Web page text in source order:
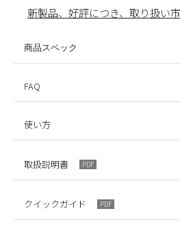
新製品、 好評につき、取り扱い
商品スペック
FAQ
使い方
取扱説明書 PDF
クイックガイド PDF